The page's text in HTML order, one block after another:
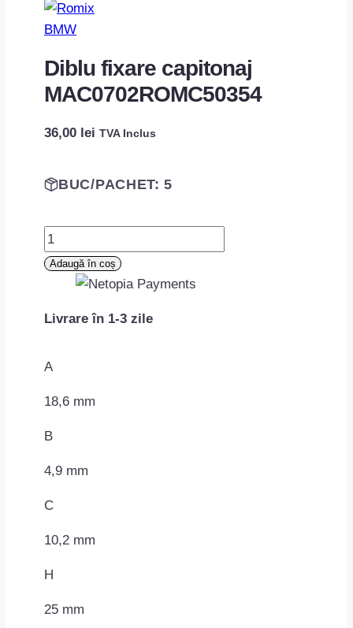
BMW
Diblu fixare capitonaj
MAC0702ROMC50354
36,00 lei TVA Inclus
BUC/PACHET: 5
Cantitate
Diblu
fixare
MAC0702ROMC50354
Adaugă în coș
Livrare în 1-3 zile
A
18,6 mm
B
4,9 mm
C
10,2 mm
H
25 mm